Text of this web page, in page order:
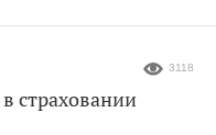
страховании
3118